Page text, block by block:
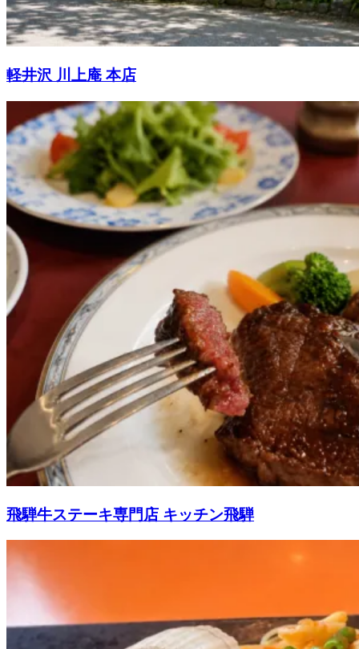
軽井沢 川上庵 本店
飛騨牛ステーキ専門店 キッチン飛騨